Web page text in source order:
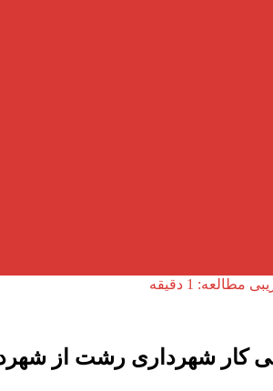
مطالعه: 1 دقیقه
کار شهرداری رشت از